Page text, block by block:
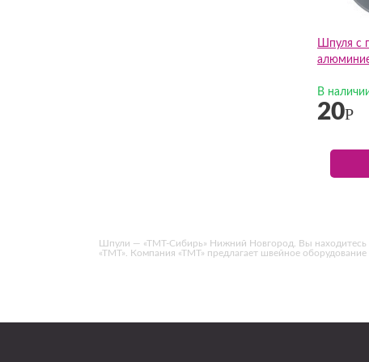
Шпуля с
В
20Р
Шпули — «ТМТ-Сибирь» Нижний Новгород. Вы находитесь
«ТМТ». Компания «ТМТ» предлагает швейное